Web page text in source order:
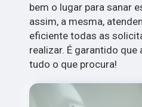
bem o lugar para sanar
assim, a mesma,
eficiente todas as
realizar. É garantido que
tudo o que procura!